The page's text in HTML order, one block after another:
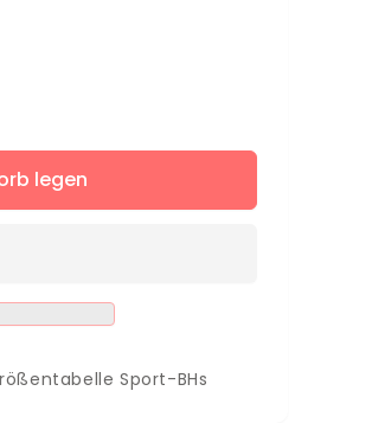
legen
Sport-BHs